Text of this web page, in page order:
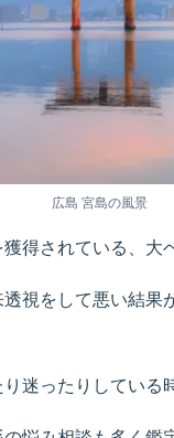
広島 宮島の風景
得されている、大
視をして悪い結
迷ったりしている